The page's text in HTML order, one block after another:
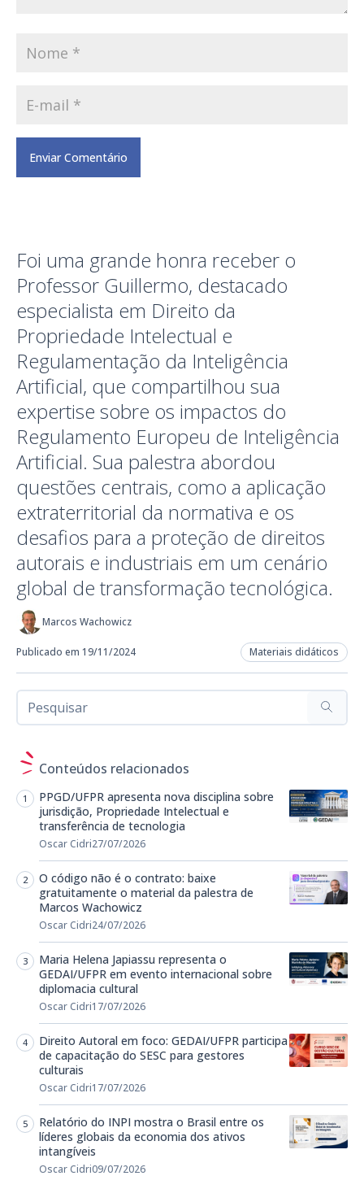
Foi uma grande honra receber o
Professor Guillermo, destacado
especialista em Direito da
Propriedade Intelectual e
Regulamentação da Inteligência
Artificial, que compartilhou sua
expertise sobre os impactos do
Regulamento Europeu de Inteligência
Artificial. Sua palestra abordou
questões centrais, como a aplicação
extraterritorial da normativa e os
desafios para a proteção de direitos
autorais e industriais em um cenário
global de transformação tecnológica.
Marcos Wachowicz
Publicado em 19/11/2024 Materiais didáticos
Conteúdos relacionados
PPGD/UFPR apresenta nova disciplina sobre
jurisdição, Propriedade Intelectual e
transferência de tecnologia
Oscar Cidri27/07/2026
O código não é o contrato: baixe
gratuitamente o material da palestra de
Marcos Wachowicz
Oscar Cidri24/07/2026
Maria Helena Japiassu representa o
GEDAI/UFPR em evento internacional sobre
diplomacia cultural
Oscar Cidri17/07/2026
Direito Autoral em foco: GEDAI/UFPR participa
de capacitação do SESC para gestores
culturais
Oscar Cidri17/07/2026
Relatório do INPI mostra o Brasil entre os
líderes globais da economia dos ativos
intangíveis
Oscar Cidri09/07/2026